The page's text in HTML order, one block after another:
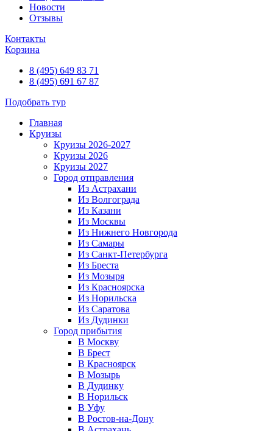
Новости
Отзывы
Контакты
Корзина
8 (495) 649 83 71
8 (495) 691 67 87
Подобрать тур
Главная
Круизы
Круизы 2026-2027
Круизы 2026
Круизы 2027
Город отправления
Из Астрахани
Из Волгограда
Из Казани
Из Москвы
Из Нижнего Новгорода
Из Самары
Из Санкт-Петербурга
Из Бреста
Из Мозыря
Из Красноярска
Из Норильска
Из Саратова
Из Дудинки
Город прибытия
В Москву
В Брест
В Красноярск
В Мозырь
В Дудинку
В Норильск
В Уфу
В Ростов-на-Дону